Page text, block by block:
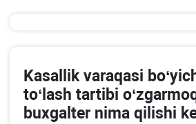
Kasallik varaqasi
toʻlash tartibi
buхgalter nima qilishi